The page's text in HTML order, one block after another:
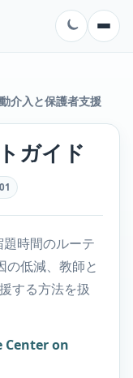
介入と保護者支援
ガイド
時間のルーテ
の低減、教師と
する方法を扱
Center on